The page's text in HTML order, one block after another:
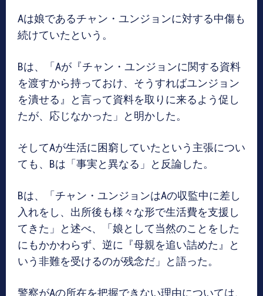
Aは娘であるチャン・ユンジョンに対する中傷も
続けていたという。
Bは、「Aが『チャン・ユンジョンに関する資料
を渡すから持っておけ、そうすればユンジョン
を潰せる』と言って資料を取りに来るよう促し
たが、応じなかった」と明かした。
そしてAが生活に困窮していたという主張につい
ても、Bは「事実と異なる」と反論した。
Bは、「チャン・ユンジョンはAの収監中に差し
入れをし、出所後も様々な形で生活費を支援し
てきた」と述べ、「娘として当然のことをした
にもかかわらず、逆に『母親を追い詰めた』と
いう非難を受けるのが残念だ」と語った。
警察がAの所在を把握できない理由については、